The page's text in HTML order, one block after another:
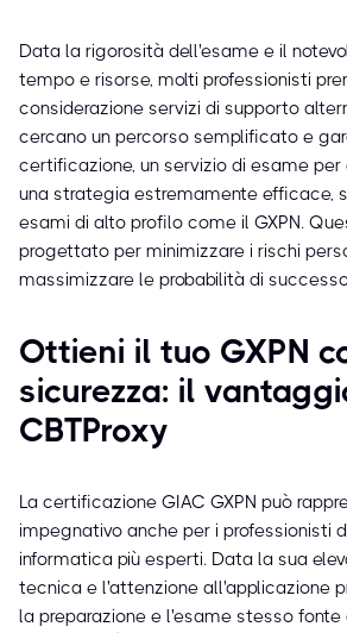
Data la rigorosità dell'esame e il
tempo e risorse, molti professionisti
considerazione servizi di supporto
cercano un percorso semplificato e
certificazione, un servizio di esame
una strategia estremamente efficace,
esami di alto profilo come il GXPN.
progettato per minimizzare i rischi
massimizzare le probabilità di
Ottieni il tuo GXPN
sicurezza: il
CBTProxy
La certificazione GIAC GXPN può
impegnativo anche per i professionisti
informatica più esperti. Data la sua
tecnica e l'attenzione all'applicazione
la preparazione e l'esame stesso fonte